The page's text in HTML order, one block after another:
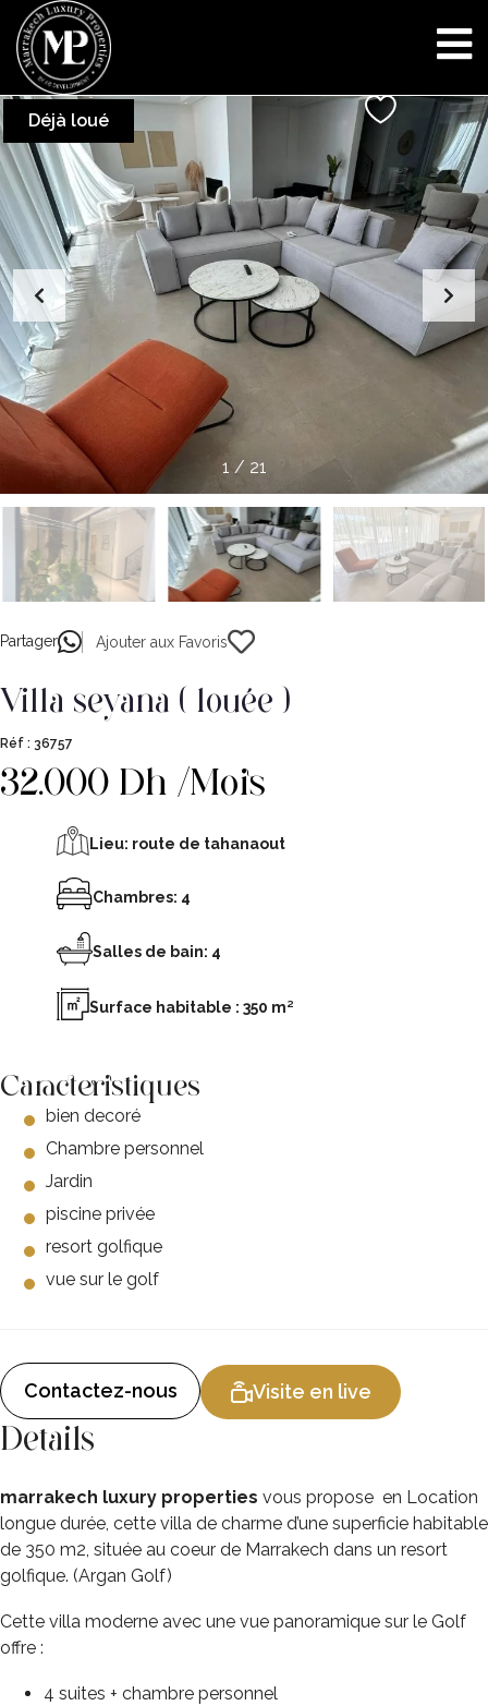
Déjà loué
1 / 21
Ajouter aux Favoris
Partager
villa seyana ( louée )
Réf : 36757
32.000 Dh /Mois
Lieu: route de tahanaout
Chambres: 4
Salles de bain: 4
Surface habitable : 350 m²
Caracteristiques
bien decoré
Chambre personnel
Jardin
piscine privée
resort golfique
vue sur le golf
Contactez-nous Visite en live
Details
marrakech luxury properties vous propose en Location
longue durée, cette villa de charme d’une superficie habitable
de 350 m2, située au coeur de Marrakech dans un resort
golfique. (Argan Golf)
Cette villa moderne avec une vue panoramique sur le Golf
offre :
4 suites + chambre personnel